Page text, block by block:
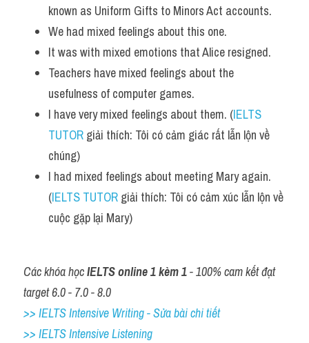
known as Uniform Gifts to Minors Act accounts.
We had mixed feelings about this one.
It was with mixed emotions that Alice resigned.
Teachers have mixed feelings about the
usefulness of computer games.
I have very mixed feelings about them. (IELTS
TUTOR giải thích: Tôi có cảm giác rất lẫn lộn về
chúng)
I had mixed feelings about meeting Mary again.
(IELTS TUTOR giải thích: Tôi có cảm xúc lẫn lộn về
cuộc gặp lại Mary)
Các khóa học IELTS online 1 kèm 1 - 100% cam kết đạt
target 6.0 - 7.0 - 8.0
>> IELTS Intensive Writing - Sửa bài chi tiết
>> IELTS Intensive Listening